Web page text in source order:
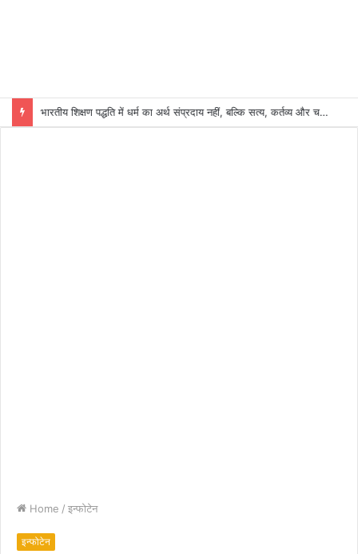
भारतीय शिक्षण पद्धति में धर्म का अर्थ संप्रदाय नहीं, बल्कि सत्य, कर्तव्य और चरित्र निर्माण है: विजय प्रकाश
Home / इन्फोटेन
इन्फोटेन